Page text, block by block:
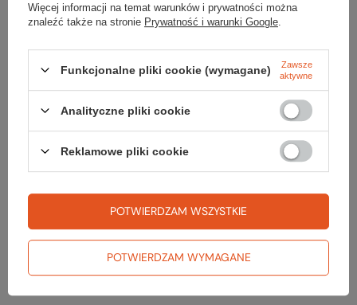
Sprawdź
czy masz wszystko
TWOJA LISTA SPRZĘTOWA
RĘKOJMIA 24 M-CE
Na sprzedawane produkty udzielana jest 24-miesięczna rękojmia na
Więcej informacji na temat warunków i prywatności można
znaleźć także na stronie Prywatność i warunki Google
Funkcjonalne pliki cookie (wymagane)
Zawsze
aktywne
Analityczne pliki cookie
Reklamowe pliki cookie
POTWIERDZAM WYMAGANE
POTWIERDZAM WSZYSTKIE